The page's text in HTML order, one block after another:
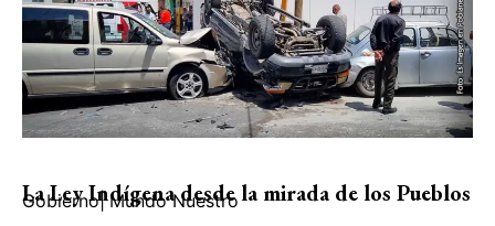
La Ley Indígena desde la mirada de los Pueblos
Gobierno| Mundo Nuestro